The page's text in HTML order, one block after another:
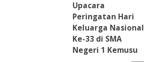
Upacara
Peringatan Hari
Keluarga Nasional
Ke-33 di SMA
Negeri 1 Kemusu